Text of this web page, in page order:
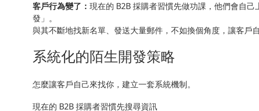
客戶行為變了： 現在的 B2B 採購者習慣先做功課，他們會自
發」。
與其不斷地找新名單、發送大量郵件，不如換個角度，讓客戶自
系統化的陌生開發策略
怎麼讓客戶自己來找你，建立一套系統機制。
現在的 B2B 採購者習慣先搜尋資訊